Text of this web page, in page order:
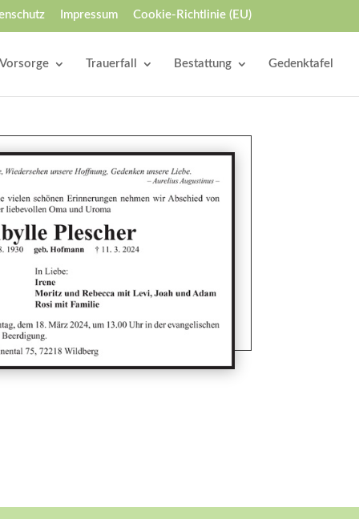
Impressum Cookie-Richtlinie (EU)
Vorsorge Trauerfall Bestattung Gedenktafel
veröffentlicht und von allen